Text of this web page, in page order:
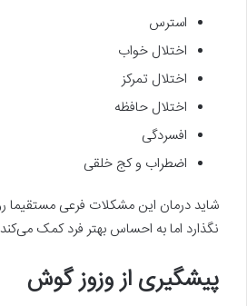
استرس
اختلال خواب
اختلال تمرکز
اختلال حافظه
افسردگی
اضطراب و کج خلقی
شاید درمان این مشکلات فرعی مستقیما
نگذارد اما به احساس بهتر فرد کمک
پیشگیری از وزوز گوش